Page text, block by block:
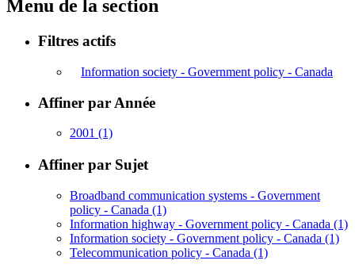
Menu de la section
Filtres actifs
Information society - Government policy - Canada
Affiner par Année
2001 (1)
Affiner par Sujet
Broadband communication systems - Government
policy - Canada (1)
Information highway - Government policy - Canada (1)
Information society - Government policy - Canada (1)
Telecommunication policy - Canada (1)